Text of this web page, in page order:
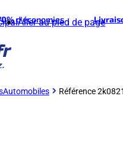
Aller au pied de page
d'économies
Automobiles Référence